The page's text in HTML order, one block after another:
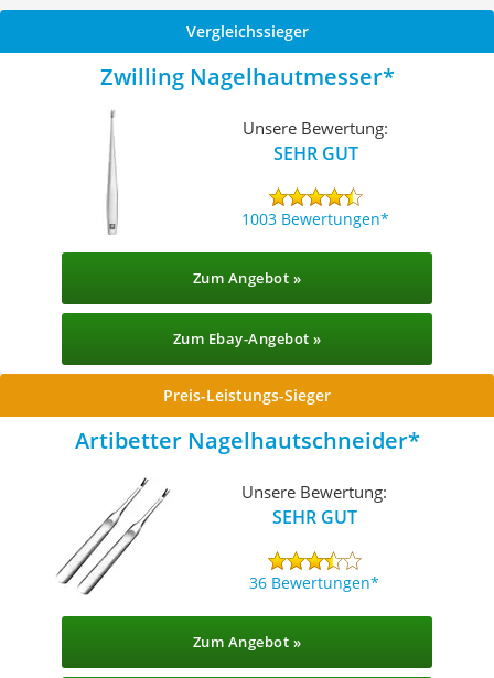
Vergleichssieger
Zwilling Nagelhautmesser
Unsere Bewertung:
SEHR GUT
1003 Bewertungen
Zum Angebot »
Zum Ebay-Angebot »
Preis-Leistungs-Sieger
Artibetter Nagelhautschneider
Unsere Bewertung:
SEHR GUT
36 Bewertungen
Zum Angebot »